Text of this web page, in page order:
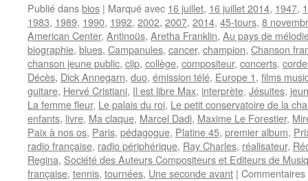
Publié dansbios | Marqué avec 16 juillet, 16 juillet 2014, 1947,
1983, 1989, 1990, 1992, 2002, 2007, 2014, 45-tours, 8
American Center, Antinoüs, Aretha Franklin, Au pays de
biographie, blues, Campanules, cancer, champion, Chanson
chanson jeune public, clip, collège, compositeur, concerts,
Décès, Dick Annegarn, duo, émission télé, Europe 1, films
guitare, Hervé Cristiani, Il est libre Max, interprète, Jésuites,
La femme fleur, Le palais du roi, Le petit conservatoire de la
enfants, livre, Ma claque, Marcel Dadi, Maxime Le Forestier,
Paix à nos os, Paris, pédagogue, Platine 45, premier album,
radio française, radio périphérique, Ray Charles, réalisateur,
Regina, Société des Auteurs Compositeurs et Editeurs de
française, tennis, tournées, Une seconde avant |